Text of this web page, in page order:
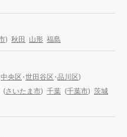
) 秋田 山形 福島
中央区・世田谷区・品川区)
(さいたま市) 千葉 (千葉市) 茨城